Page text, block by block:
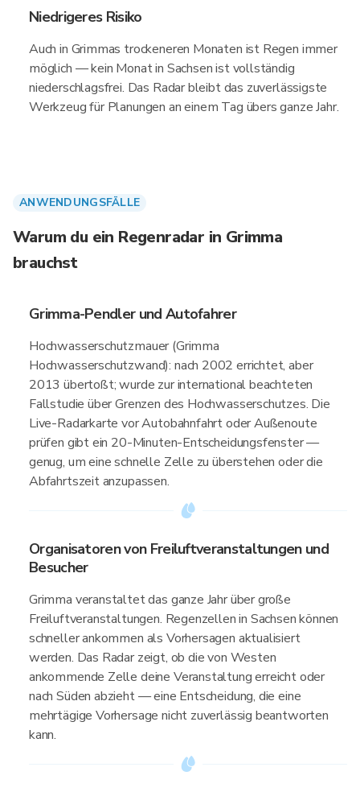
Niedrigeres Risiko
Auch in Grimmas trockeneren Monaten ist Regen immer
möglich — kein Monat in Sachsen ist vollständig
niederschlagsfrei. Das Radar bleibt das zuverlässigste
Werkzeug für Planungen an einem Tag übers ganze Jahr.
ANWENDUNGSFÄLLE
Warum du ein Regenradar in Grimma
brauchst
Grimma-Pendler und Autofahrer
Hochwasserschutzmauer (Grimma
Hochwasserschutzwand): nach 2002 errichtet, aber
2013 übertoßt; wurde zur international beachteten
Fallstudie über Grenzen des Hochwasserschutzes. Die
Live-Radarkarte vor Autobahnfahrt oder Außenoute
prüfen gibt ein 20-Minuten-Entscheidungsfenster —
genug, um eine schnelle Zelle zu überstehen oder die
Abfahrtszeit anzupassen.
Organisatoren von Freiluftveranstaltungen und
Besucher
Grimma veranstaltet das ganze Jahr über große
Freiluftveranstaltungen. Regenzellen in Sachsen können
schneller ankommen als Vorhersagen aktualisiert
werden. Das Radar zeigt, ob die von Westen
ankommende Zelle deine Veranstaltung erreicht oder
nach Süden abzieht — eine Entscheidung, die eine
mehrtägige Vorhersage nicht zuverlässig beantworten
kann.